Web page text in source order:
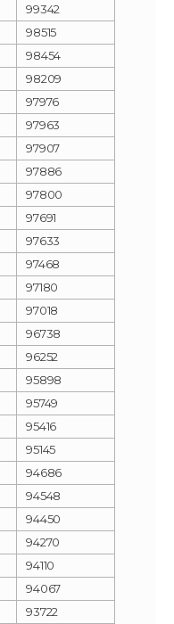
99342
98515
98454
98209
97976
97963
97907
97886
97800
97691
97633
97468
97180
97018
96738
96252
95898
95749
95416
95145
94686
94548
94450
94270
94110
94067
93722